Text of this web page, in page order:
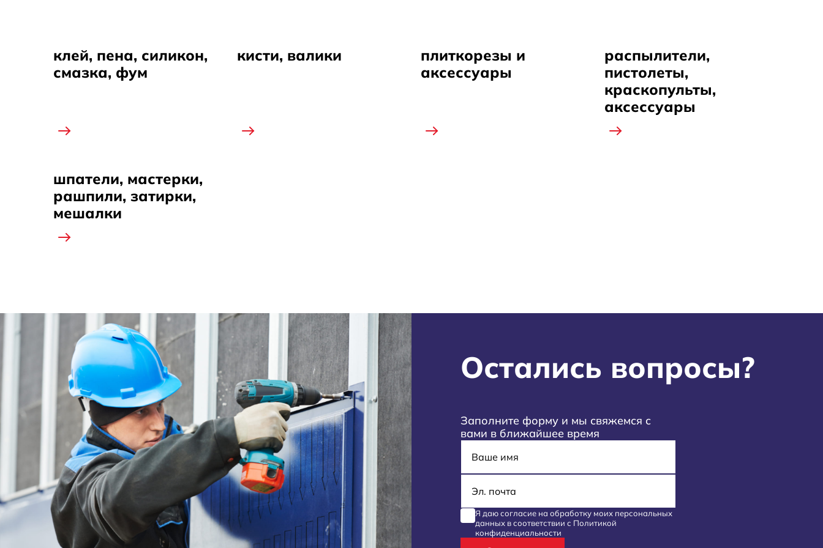
клей, пена, силикон,
смазка, фум
кисти, валики
плиткорезы и
аксессуары
распылители,
пистолеты,
краскопульты,
аксессуары
шпатели, мастерки,
рашпили, затирки,
мешалки
Остались вопросы?
Заполните форму и мы свяжемся с
вами в ближайшее время
Имя
E-mail
Я даю согласие на обработку моих персональных
данных в соответствии с Политикой
конфиденциальности